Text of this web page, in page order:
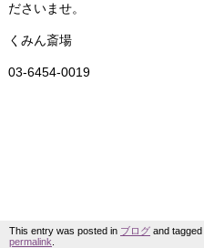
ださいませ。
くみん斎場
03-6454-0019
This entry was posted in ブログ and tagged
permalink